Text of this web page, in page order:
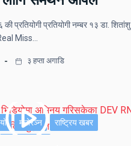
प्रतियोगी प्रतियोगी नम्बर १३ डा. शितांशु
Miss…
३ हप्ता अगाडि
मनोरञ्न राष्ट्रिय खबर